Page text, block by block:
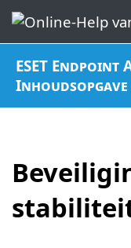
ESET Endpoint
Inhoudsopgave